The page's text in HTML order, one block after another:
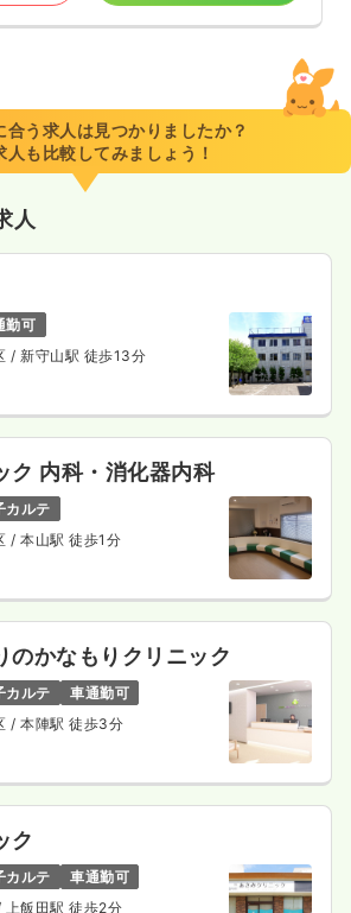
合う求人は見つかりましたか？
人も比較してみましょう！
人
勤可
/ 新守山駅 徒歩13分
ク 内科・消化器内科
カルテ
/ 本山駅 徒歩1分
のかなもりクリニック
カルテ
車通勤可
/ 本陣駅 徒歩3分
ク
カルテ
車通勤可
上飯田駅 徒歩2分